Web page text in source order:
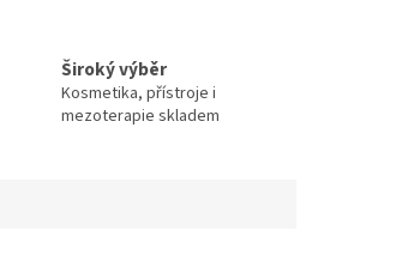
Široký výběr
Kosmetika, přístroje i
mezoterapie skladem